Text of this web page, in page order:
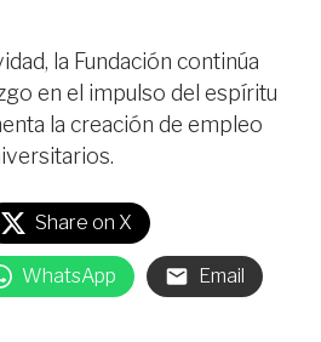
la Fundación continúa
en el impulso del espíritu
la creación de empleo
Share on X
WhatsApp Email